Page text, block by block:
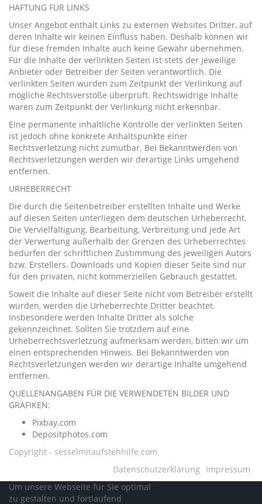
HAFTUNG FÜR LINKS
Unser Angebot enthält Links zu externen Websites Dritter, auf
deren Inhalte wir keinen Einfluss haben. Deshalb können wir
für diese fremden Inhalte auch keine Gewähr übernehmen.
Für die Inhalte der verlinkten Seiten ist stets der jeweilige
Anbieter oder Betreiber der Seiten verantwortlich. Die
verlinkten Seiten wurden zum Zeitpunkt der Verlinkung auf
mögliche Rechtsverstöße überprüft. Rechtswidrige Inhalte
waren zum Zeitpunkt der Verlinkung nicht erkennbar.
Eine permanente inhaltliche Kontrolle der verlinkten Seiten
ist jedoch ohne konkrete Anhaltspunkte einer
Rechtsverletzung nicht zumutbar. Bei Bekanntwerden von
Rechtsverletzungen werden wir derartige Links umgehend
entfernen.
URHEBERRECHT
Die durch die Seitenbetreiber erstellten Inhalte und Werke
auf diesen Seiten unterliegen dem deutschen Urheberrecht.
Die Vervielfältigung, Bearbeitung, Verbreitung und jede Art
der Verwertung außerhalb der Grenzen des Urheberrechtes
bedürfen der schriftlichen Zustimmung des jeweiligen Autors
bzw. Erstellers. Downloads und Kopien dieser Seite sind nur
für den privaten, nicht kommerziellen Gebrauch gestattet.
Soweit die Inhalte auf dieser Seite nicht vom Betreiber erstellt
wurden, werden die Urheberrechte Dritter beachtet.
Insbesondere werden Inhalte Dritter als solche
gekennzeichnet. Sollten Sie trotzdem auf eine
Urheberrechtsverletzung aufmerksam werden, bitten wir um
einen entsprechenden Hinweis. Bei Bekanntwerden von
Rechtsverletzungen werden wir derartige Inhalte umgehend
entfernen.
QUELLENANGABEN FÜR DIE VERWENDETEN BILDER UND
GRAFIKEN:
Pixbay.com
Depositphotos.com
Copyright - sesselmitaufstehhilfe.com
Datenschutzerklärung
Impressum
Um unsere Webseite für Sie optimal
zu gestalten und fortlaufend